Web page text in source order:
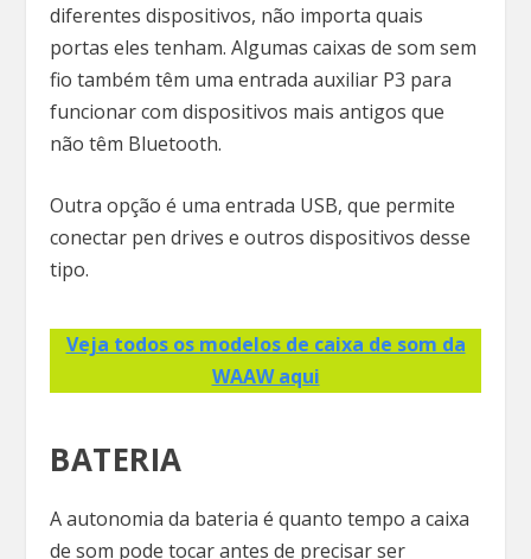
diferentes dispositivos, não importa quais
portas eles tenham. Algumas caixas de som sem
fio também têm uma entrada auxiliar P3 para
funcionar com dispositivos mais antigos que
não têm Bluetooth.
Outra opção é uma entrada USB, que permite
conectar pen drives e outros dispositivos desse
tipo.
Veja todos os modelos de caixa de som da
WAAW aqui
BATERIA
A autonomia da bateria é quanto tempo a caixa
de som pode tocar antes de precisar ser